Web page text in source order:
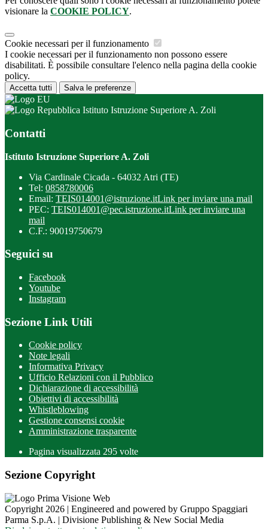
visionare la COOKIE POLICY.
Cookie necessari per il funzionamento
I cookie necessari per il funzionamento non possono essere
disabilitati. È possibile consultare l'elenco nella pagina della cookie
policy.
Accetta tutti Salva le preferenze
Istituto Istruzione Superiore A. Zoli
Contatti
Istituto Istruzione Superiore A. Zoli
Via Cardinale Cicada - 64032 Atri (TE)
Tel: 0858780006
Email: TEIS014001@istruzione.itLink per inviare una mail
PEC: TEIS014001@pec.istruzione.itLink per inviare una
mail
C.F.: 90019750679
Seguici su
Facebook
Youtube
Instagram
Sezione Link Utili
Cookie policy
Note legali
Informativa Privacy
Ufficio Relazioni con il Pubblico
Dichiarazione di accessibilità
Obiettivi di accessibilità
Whistleblowing
Gestione consensi cookie
Amministrazione trasparente
Pagina visualizzata 295 volte
Sezione Copyright
Copyright 2026 | Engineered and powered by Gruppo Spaggiari
Parma S.p.A. | Divisione Publishing & New Social Media